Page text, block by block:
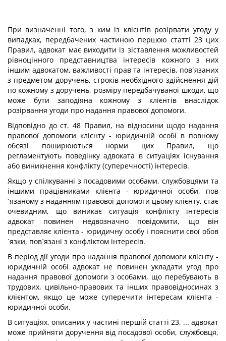
При визначенні того, з ким із клієнтів розірвати угоду у
випадках, передбачених частиною першою статті 23 цих
Правил, адвокат має виходити із зіставлення можливостей
рівноцінного представництва інтересів кожного з них
іншим адвокатом, важливості прав та інтересів, пов´язаних
з предметом доручень, строків необхідного здійснення дій
по кожному з доручень, розміру передбачуваної шкоди, що
може бути заподіяна кожному з клієнтів внаслідок
розірвання угоди про надання правової допомоги.
Відповідно до ст. 48 Правил, на відносини щодо надання
правової допомоги клієнту - юридичній особі в повному
обсязі поширюються норми цих Правил, що
регламентують поведінку адвоката в ситуаціях існування
або виникнення конфлікту (суперечності) інтересів.
Якщо у спілкуванні з посадовими особами, службовцями та
іншими працівниками клієнта - юридичної особи, пов
´язаному з наданням правової допомоги цьому клієнту, стає
очевидним, що виникає ситуація конфлікту інтересів
адвокат повинен недвозначно повідомити, що він
представляє клієнта - юридичну особу і пояснити свої обов
´язки, пов´язані з конфліктом інтересів.
В період дії угоди про надання правової допомоги клієнту -
юридичній особі адвокат не повинен укладати угод про
надання правової допомоги з особами, що перебувають в
трудових, цивільно-правових та інших правовідносинах з
клієнтом, якщо це може суперечити інтересам клієнта -
юридичної особи.
В ситуаціях, описаних у частині першій статті 23, ... адвокат
може прийняти доручення від посадової особи, службовця,